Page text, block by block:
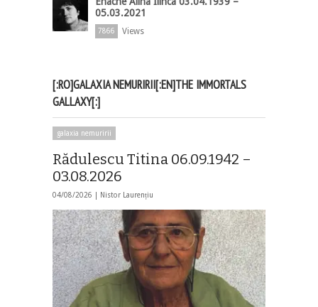
05.03.2021
7866 Views
[:RO]GALAXIA NEMURIRII[:EN]THE IMMORTALS
GALLAXY[:]
galaxia nemuririi
Rădulescu Titina 06.09.1942 –
03.08.2026
04/08/2026 | Nistor Laurențiu